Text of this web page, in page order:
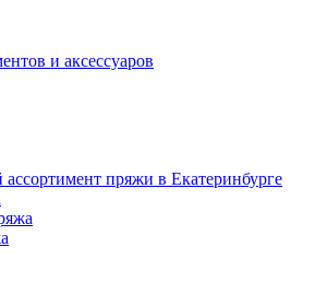
и аксессуаров
пряжи в Екатеринбурге